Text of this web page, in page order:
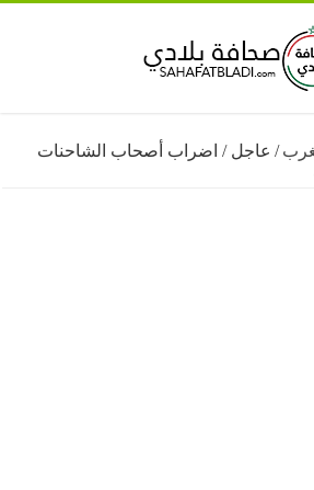
عاجل / اضراب أصحاب الشاحنات